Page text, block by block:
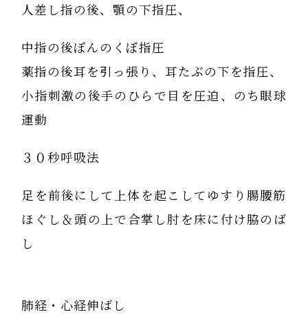
人差し指の後、顎の下指圧、
中指の後ぼんのくぼ指圧
薬指の後耳を引っ張り、耳たぶの下を指圧、
小指刺激の後手のひらで目を圧迫、のち眼球
運動
３０秒呼吸法
足を前後にして上体を起こしてゆすり腸腰筋
ほぐし＆頭の上で合掌し肘を床に付け脇のば
し
肺経・心経伸ばし